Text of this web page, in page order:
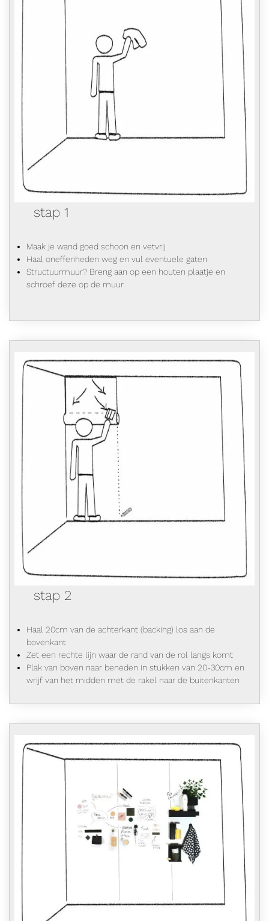
stap 1
Maak je wand goed schoon en vetvrij
Haal oneffenheden weg en vul eventuele gaten
Structuurmuur? Breng aan op een houten plaatje en
schroef deze op de muur
stap 2
Haal 20cm van de achterkant (backing) los aan de
bovenkant
Zet een rechte lijn waar de rand van de rol langs komt
Plak van boven naar beneden in stukken van 20-30cm en
wrijf van het midden met de rakel naar de buitenkanten